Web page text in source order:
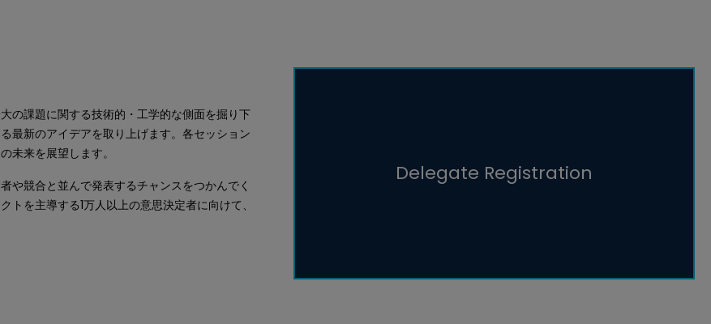
の課題に関する技術的・工学的な側面を掘り下
最新のアイデアを取り上げます。各セッション
未来を展望します。
や競合と並んで発表するチャンスをつかんでく
を主導する1万人以上の意思決定者に向けて、
Delegate Registration